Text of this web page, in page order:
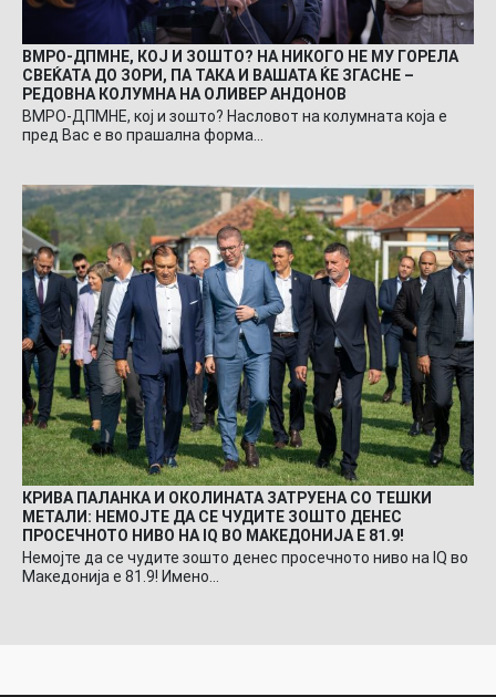
ВМРО-ДПМНЕ, КОЈ И ЗОШТО? НА НИКОГО НЕ МУ ГОРЕЛА
СВЕЌАТА ДО ЗОРИ, ПА ТАКА И ВАШАТА ЌЕ ЗГАСНЕ –
РЕДОВНА КОЛУМНА НА ОЛИВЕР АНДОНОВ
ВМРО-ДПМНЕ, кој и зошто? Насловот на колумната која е
пред Вас е во прашална форма…
КРИВА ПАЛАНКА И ОКОЛИНАТА ЗАТРУЕНА СО ТЕШКИ
МЕТАЛИ: НЕМОЈТЕ ДА СЕ ЧУДИТЕ ЗОШТО ДЕНЕС
ПРОСЕЧНОТО НИВО НА IQ ВО МАКЕДОНИЈА Е 81.9!
Немојте да се чудите зошто денес просечното ниво на IQ во
Македонија е 81.9! Имено…